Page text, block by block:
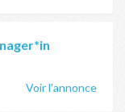
Voir l'annonce